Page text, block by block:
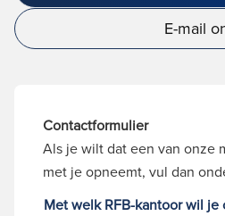
E-mail
Contactformulier
Als je wilt dat een van onze
met je opneemt, vul dan
Met welk RFB-kantoor wil je